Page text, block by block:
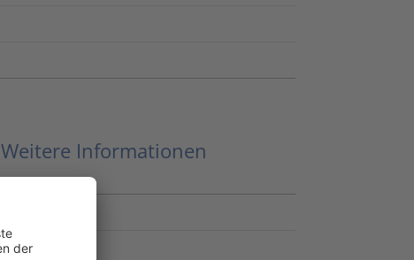
Weitere Informationen